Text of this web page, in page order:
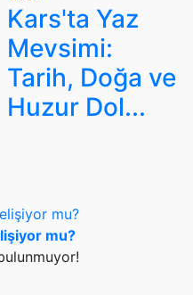
Kars'ta Yaz
Mevsimi:
Tarih, Doğa ve
Huzur Dol...
mu?